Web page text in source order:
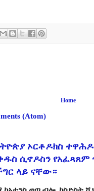
Home
(Atom)
ኦርቶዶክስ
ሲኖዶስን የአፈጻጸም
ላይ ናቸው።